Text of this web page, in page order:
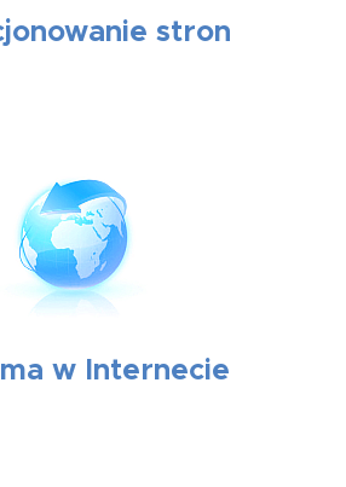
stron
w Internecie